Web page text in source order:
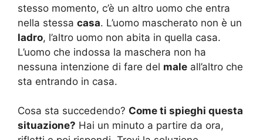
stesso momento, c’è un altro uomo che entra
nella stessa casa. L’uomo mascherato non è un
ladro, l’altro uomo non abita in quella casa.
L’uomo che indossa la maschera non ha
nessuna intenzione di fare del male all’altro che
sta entrando in casa.
Cosa sta succedendo? Come ti spieghi questa
situazione? Hai un minuto a partire da ora,